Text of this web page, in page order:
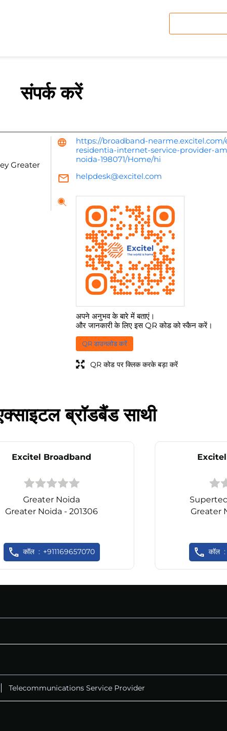
संपर्क करें
Greater
https://broadband-
residentia-internet-service-provider-
noida-198071/Home/hi
helpdesk@excitel.com
अपने अनुभव के बारे में बताएं।
और जानकारी के लिए इस QR कोड को स्कैन करें।
QR डाउनलोड करें
QR कोड पर क्लिक करके बड़ा करें
ब्रॉडबैंड साथी
Excitel Broadband
Greater Noida
Greater Noida - 201306
कॉल +911169657070
Greater
कॉल
Telecommunications Service Provider